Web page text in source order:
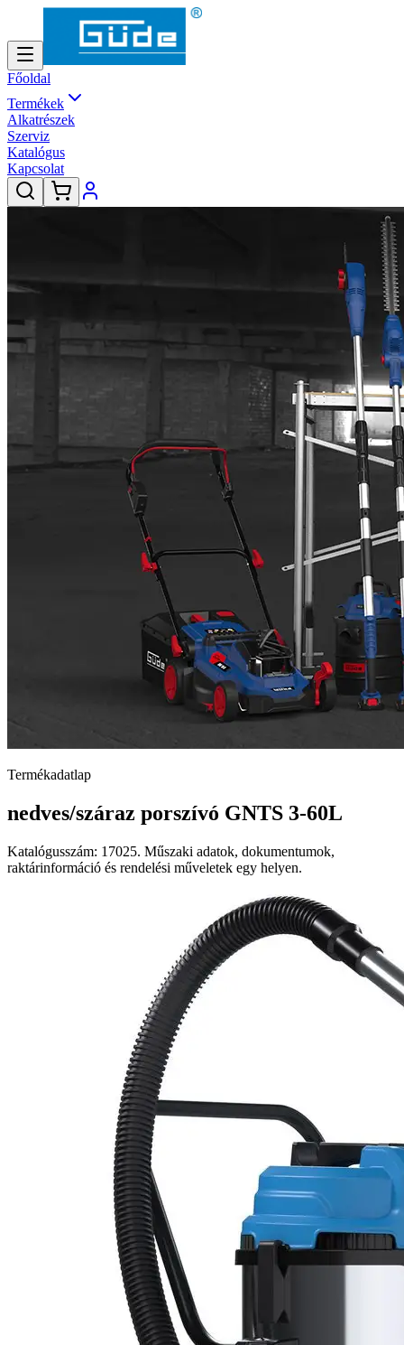
Főoldal
Termékek
Alkatrészek
Szerviz
Katalógus
Kapcsolat
Termékadatlap
nedves/száraz porszívó GNTS 3-60L
Katalógusszám: 17025. Műszaki adatok, dokumentumok,
raktárinformáció és rendelési műveletek egy helyen.